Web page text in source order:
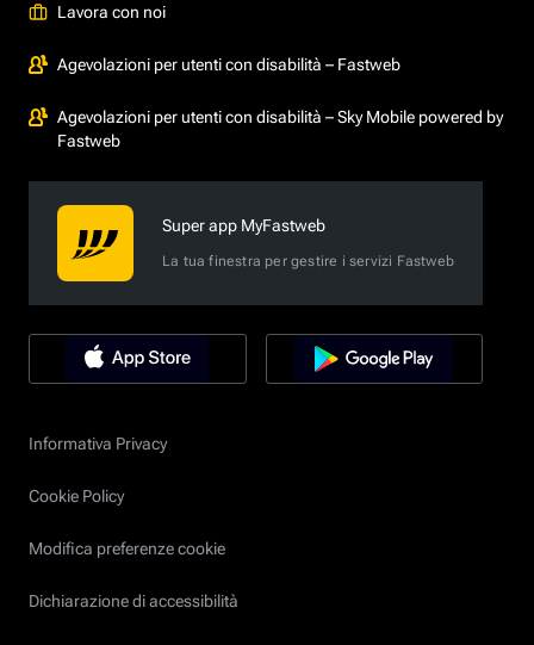
Lavora con noi
Agevolazioni per utenti con disabilità – Fastweb
Agevolazioni per utenti con disabilità – Sky Mobile powered by
Fastweb
Super app MyFastweb
La tua finestra per gestire i servizi Fastweb
Informativa Privacy
Cookie Policy
Modifica preferenze cookie
Dichiarazione di accessibilità